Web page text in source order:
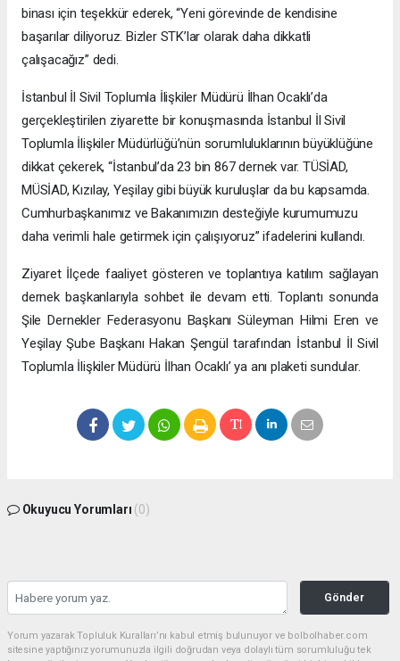
binası için teşekkür ederek, “Yeni görevinde de kendisine
başarılar diliyoruz. Bizler STK’lar olarak daha dikkatli
çalışacağız” dedi.
İstanbul İl Sivil Toplumla İlişkiler Müdürü İlhan Ocaklı’da
gerçekleştirilen ziyarette bir konuşmasında İstanbul İl Sivil
Toplumla İlişkiler Müdürlüğü’nün sorumluluklarının büyüklüğüne
dikkat çekerek, “İstanbul’da 23 bin 867 dernek var. TÜSİAD,
MÜSİAD, Kızılay, Yeşilay gibi büyük kuruluşlar da bu kapsamda.
Cumhurbaşkanımız ve Bakanımızın desteğiyle kurumumuzu
daha verimli hale getirmek için çalışıyoruz” ifadelerini kullandı.
Ziyaret İlçede faaliyet gösteren ve toplantıya katılım sağlayan
dernek başkanlarıyla sohbet ile devam etti. Toplantı sonunda
Şile Dernekler Federasyonu Başkanı Süleyman Hilmi Eren ve
Yeşilay Şube Başkanı Hakan Şengül tarafından İstanbul İl Sivil
Toplumla İlişkiler Müdürü İlhan Ocaklı’ ya anı plaketi sundular.
Okuyucu Yorumları (0)
Gönder
Yorum yazarak Topluluk Kuralları’nı kabul etmiş bulunuyor ve bolbolhaber.com
sitesine yaptığınız yorumunuzla ilgili doğrudan veya dolaylı tüm sorumluluğu tek